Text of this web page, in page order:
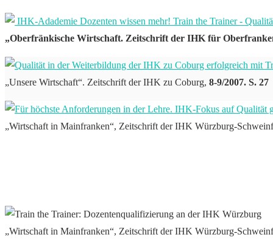
„Oberfränkische Wirtschaft. Zeitschrift der IHK für
„Unsere Wirtschaft“. Zeitschrift der IHK zu Coburg, 8-9/2007. S. 27
„Wirtschaft in Mainfranken“, Zeitschrift der IHK Würzburg-
„Wirtschaft in Mainfranken“, Zeitschrift der IHK Würzburg-